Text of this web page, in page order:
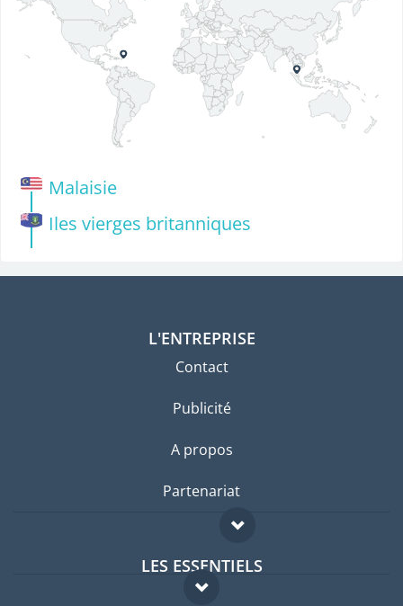
Malaisie
Iles vierges britanniques
L'ENTREPRISE
Contact
Publicité
A propos
Partenariat
LES ESSENTIELS
Forum expatriés